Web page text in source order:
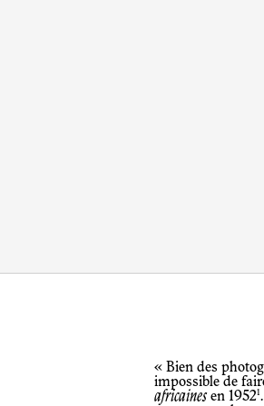
« Bien des
impossible de
africainesen 19521